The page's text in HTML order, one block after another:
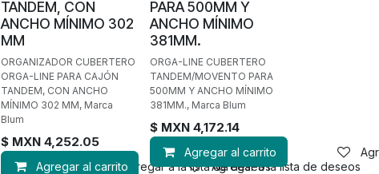
Compara Agregar a la lista de deseos
TANDEM, CON
ANCHO MÍNIMO 302
MM
ORGANIZADOR CUBERTERO
ORGA-LINE PARA CAJÓN
TANDEM, CON ANCHO
MÍNIMO 302 MM, Marca
Blum
$ MXN4,252.05
Agregar al carrito Agregar a la lista de deseos
PARA 500MM Y
ANCHO MÍNIMO
381MM.
ORGA-LINE CUBERTERO
TANDEM/MOVENTO PARA
500MM Y ANCHO MÍNIMO
381MM., Marca Blum
$ MXN 4,172.14
Agregar al carrito